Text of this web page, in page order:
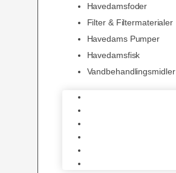
Havedamsfoder
Filter & Filtermaterialer
Havedams Pumper
Havedamsfisk
Vandbehandlingsmidler